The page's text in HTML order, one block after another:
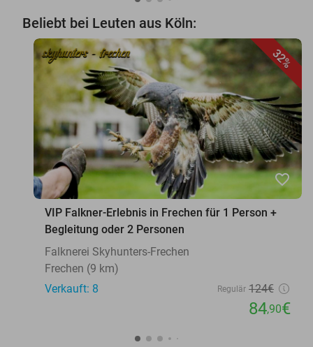
Beliebt bei Leuten aus Köln:
32%
favorite_border
VIP Falkner-Erlebnis in Frechen für 1 Person +
Begleitung oder 2 Personen
Falknerei Skyhunters-Frechen
Frechen (9 km)
Verkauft: 8
Regulär 124€
84,90€